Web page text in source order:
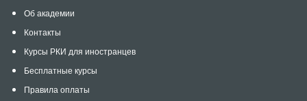
Об академии
Контакты
Курсы РКИ для иностранцев
Бесплатные курсы
Правила оплаты